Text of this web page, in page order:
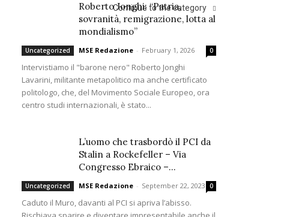
Continue to the category
Roberto Jonghi: “Patria,
sovranità, remigrazione, lotta al
mondialismo”
Uncategorized MSE Redazione - February 1, 2026 0
Intervistiamo il "barone nero" Roberto Jonghi
Lavarini, militante metapolitico ma anche certificato
politologo, che, del Movimento Sociale Europeo, ora
centro studi internazionali, è stato...
L’uomo che trasbordò il PCI da
Stalin a Rockefeller – Via
Congresso Ebraico –...
Uncategorized MSE Redazione - September 22, 2023 0
Caduto il Muro, davanti al PCI si apriva l’abisso.